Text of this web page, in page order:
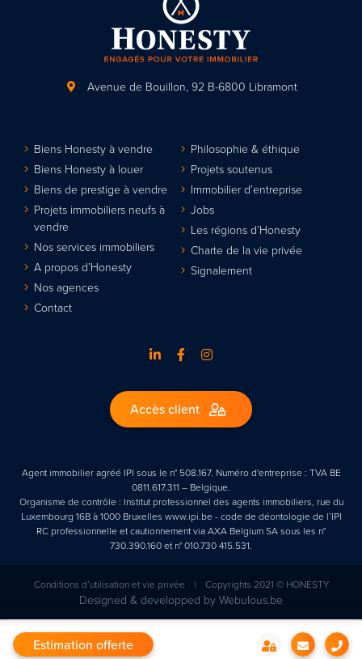
Avenue de Bouillon, 92 B-6800 Libramont
Biens Honesty à vendre
Biens Honesty à louer
Biens de prestige à vendre
Projets immobiliers neufs à
vendre
Nos services immobiliers
A propos d’Honesty
Nos agences
Contact
Philosophie & éthique
Projets soutenus
Immobilier d’entreprise
Jobs
Les régions d’Honesty
Charte de la vie privée
Signalement
Accès client
Agent immobilier agréé IPI sous le n° 508.167. Numéro d'entreprise : TVA BE
0811.617.311 – Belgique.
Organisme de contrôle : Institut professionnel des agents immobiliers, rue du
Luxembourg 16B à 1000 Bruxelles www.ipi.be - code de déontologie de l’IPI
RC professionnelle et cautionnement via AXA Belgium SA sous les n°
730.390.160 et n° 010.730 415.531.
Conditions d’utilisation et vie privée | Copyrights 2021 © HONESTY
Designed & developped byWebulous.be
Estimation offerte